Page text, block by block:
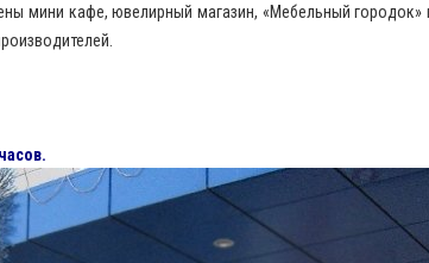
мини кафе, ювелирный магазин, «Мебельный городок»